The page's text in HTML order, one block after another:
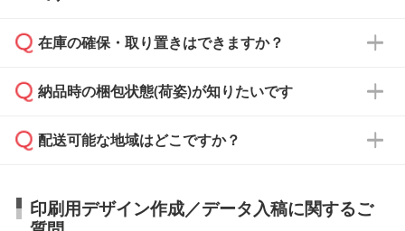
校や幼稚園・保育園であれば、同様の条件でご
ご希望の際は担当スタッフまでお気軽にご相談
ください。
たは注文フォームの『ご注文に関する備考欄』
ご入金確認後、1～2営業日で出荷いたしま
タッフまでお問い合わせください。
ご希望の納期がある場合は、お問い合わせ・お
い。
応が可能かご案内いたします。
す。>>対象商品はこちら
在庫の確保・取り置きはできますか？
ご入金確認後に在庫を確保し、注文確定のご連
はできかねますので予めご了承ください。
納品時の梱包状態(荷姿)が知りたいです
商品によって異なります。各ページにある商品
す。(白箱、化粧箱、ブリスターパックなど)
配送可能な地域はどこですか？
日本全国へお届けが可能です。なお、海外への
直接納品は行っておりませんので予めご了承く
印刷用デザイン作成／データ入稿に関するご